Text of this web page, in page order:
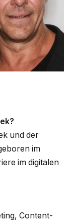
und der
im
im digitalen
Content-